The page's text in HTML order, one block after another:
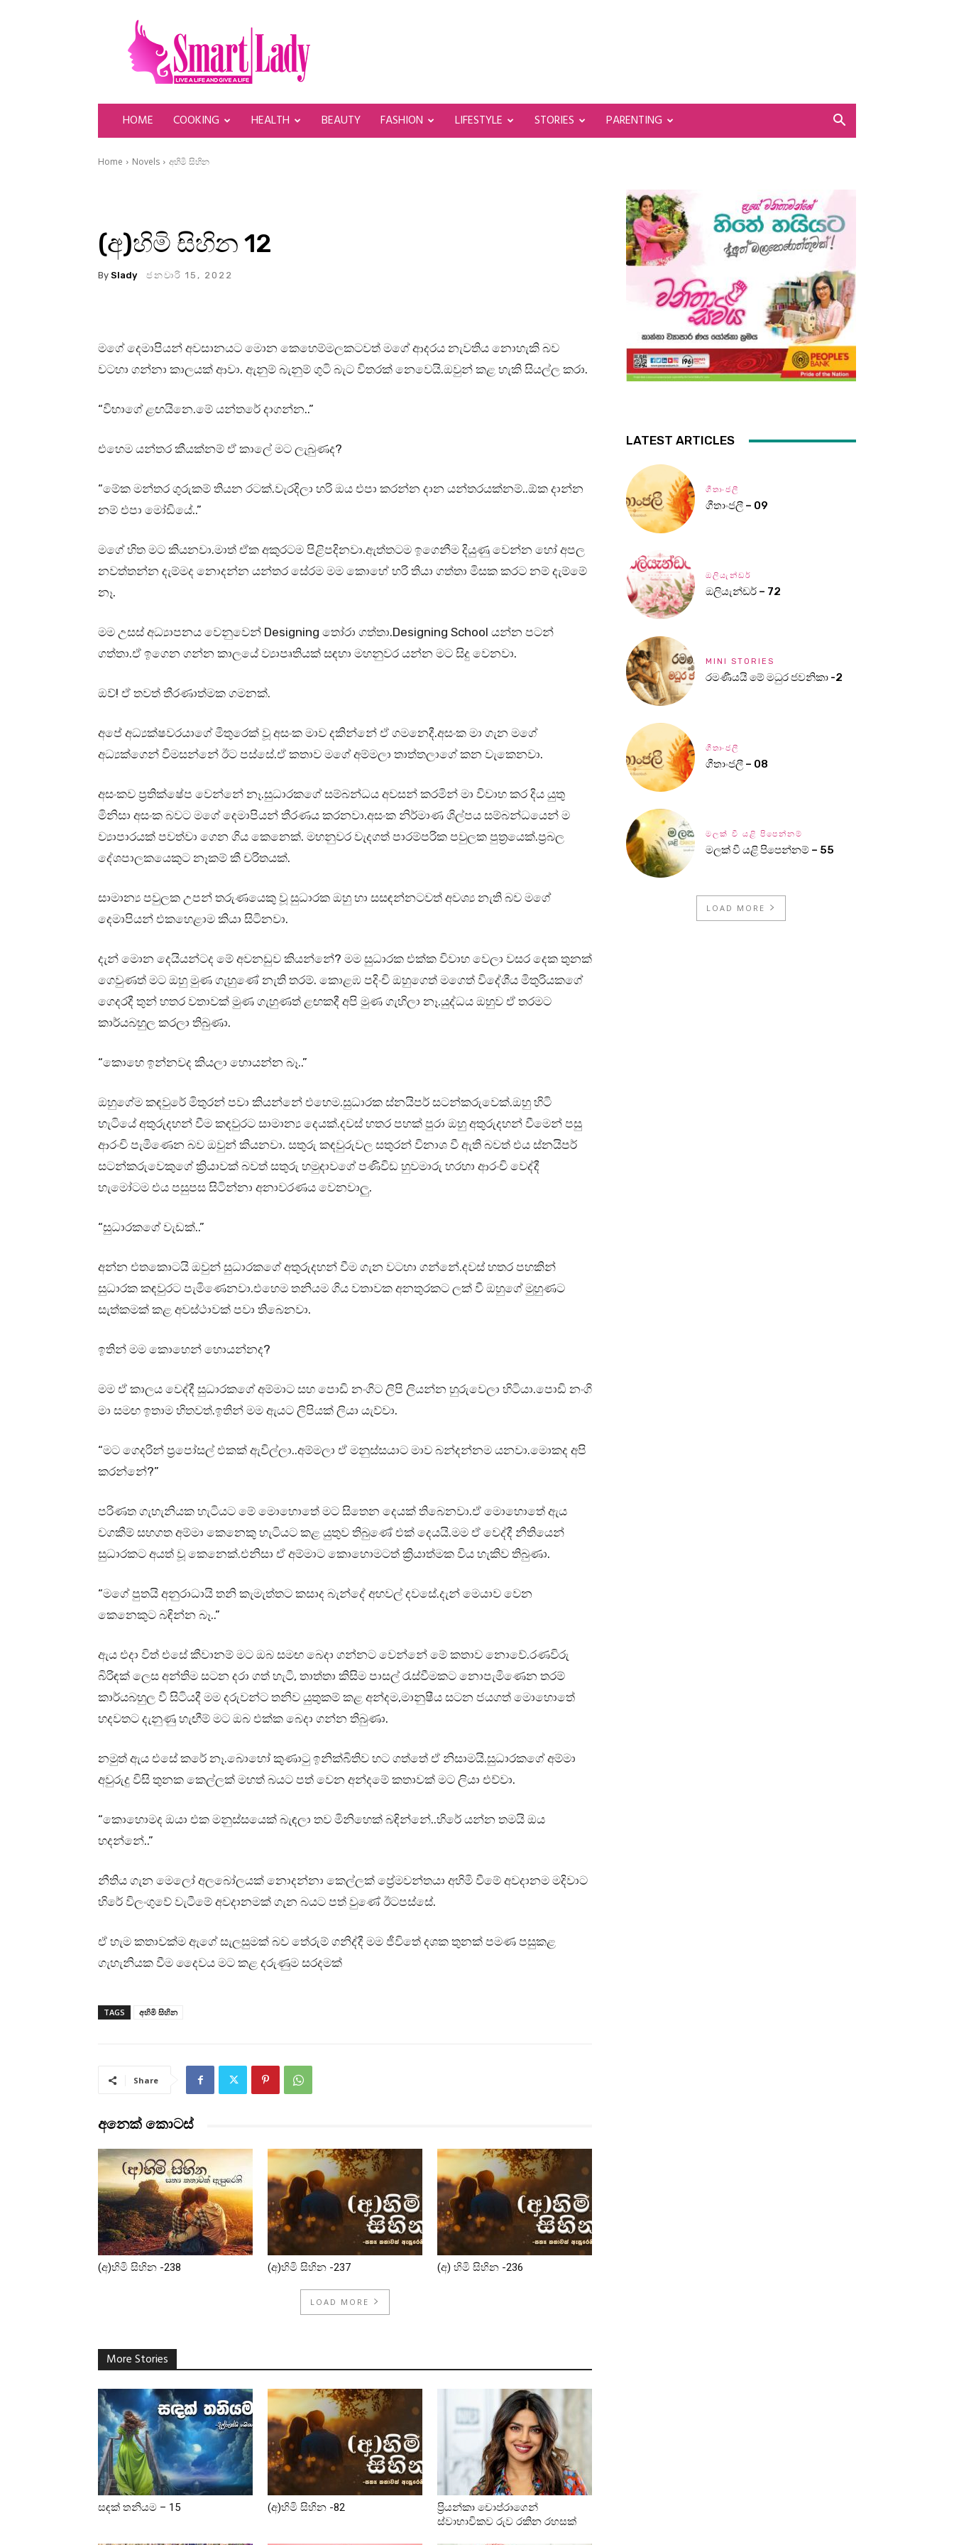
SmartLady
HOME COOKING HEALTH BEAUTY FASHION LIFESTYLE STORIES PARENTING
Home Novels අහිමි සිහින
(අ)හිමි සිහින 12
By Slady ජනවාරි 15, 2022
මගේ දෙමාපියන් අවසානයට මොන කෙහෙම්මලකටවත් මගේ ආදරය නැවතිය නොහැකි බව
වටහා ගන්නා කාලයක් ආවා. ඇනුම් බැනුම් ගුටි බැට විතරක් නෙවෙයි.ඔවුන් කළ හැකි සියල්ල කරා.
“විභාගේ ළඟයිනෙ.මේ යන්තරේ දාගන්න..”
එහෙම යන්තර කීයක්නම් ඒ කාලේ මට ලැබුණද?
“මේක මන්තර ගුරුකම් තියන රටක්.වැරදිලා හරි ඔය එපා කරන්න දාන යන්තරයක්නම්..ඕක දාන්න
නම් එපා මෝඩියේ..”
මගේ හිත මට කියනවා.මාත් ඒක අකුරටම පිළිපදිනවා.ඇත්තටම ඉගෙනීම දියුණු වෙන්න හෝ අපල
නවත්තන්න දැම්මද නොදන්න යන්තර සේරම මම කොහේ හරි තියා ගත්තා මිසක කරට නම් දැම්මේ
නෑ.
මම උසස් අධ්‍යාපනය වෙනුවෙන් Designing තෝරා ගත්තා.Designing School යන්න පටන්
ගත්තා.ඒ ඉගෙන ගන්න කාලයේ ව්‍යාපෘතියක් සඳහා මහනුවර යන්න මට සිදු වෙනවා.
ඔව්! ඒ තවත් තීරණාත්මක ගමනක්.
අපේ අධ්‍යක්ෂවරයාගේ මිතුරෙක් වූ අසංක මාව දකින්නේ ඒ ගමනෙදී.අසංක මා ගැන මගේ
අධ්‍යක්ගෙන් විමසන්නේ ඊට පස්සේ.ඒ කතාව මගේ අම්මලා තාත්තලාගේ කන වැකෙනවා.
අසංකව ප්‍රතික්ෂේප වෙන්නේ නෑ.සුධාරකගේ සම්බන්ධය අවසන් කරමින් මා විවාහ කර දිය යුතු
මිනිසා අසංක බවට මගේ දෙමාපියන් තීරණය කරනවා.අසංක නිර්මාණ ශිල්පය සම්බන්ධයෙන් ම
ව්‍යාපාරයක් පවත්වා ගෙන ගිය කෙනෙක්. මහනුවර වැදගත් පාරම්පරික පවුලක පුත්‍රයෙක්.ප්‍රබල
දේශපාලකයෙකුට නෑකම් කී චරිතයක්.
සාමාන්‍ය පවුලක උපන් තරුණයෙකු වූ සුධාරක ඔහු හා සසඳන්නටවත් අවශ්‍ය නැති බව මගේ
දෙමාපියන් එකහෙළාම කියා සිටිනවා.
දැන් මොන දෙයියන්ටද මේ අවනඩුව කියන්නේ? මම සුධාරක එක්ක විවාහ වෙලා වසර දෙක තුනක්
ගෙවුණත් මට ඔහු මුණ ගැහුණේ නැති තරම්. කොළඹ පදිංචි ඔහුගෙත් මගෙත් විදේශීය මිතුරියකගේ
ගෙදරදී තුන් හතර වතාවක් මුණ ගැහුණත් ළඟකදී අපි මුණ ගැහිලා නෑ.යුද්ධය ඔහුව ඒ තරමට
කාර්යබහුල කරලා තිබුණා.
“කොහෙ ඉන්නවද කියලා හොයන්න බෑ..”
ඔහුගේම කඳවුරේ මිතුරන් පවා කියන්නේ එහෙම.සුධාරක ස්නයිපර් සටන්කරුවෙක්.ඔහු හිටි
හැටියේ අතුරුදහන් වීම කඳවුරට සාමාන්‍ය දෙයක්.දවස් හතර පහක් පුරා ඔහු අතුරුදහන් වීමෙන් පසු
ආරංචි පැමිණෙන බව ඔවුන් කියනවා. සතුරු කඳවුරුවල සතුරන් විනාශ වී ඇති බවත් එය ස්නයිපර්
සටන්කරුවෙකුගේ ක්‍රියාවක් බවත් සතුරු හමුදාවගේ පණිවිඩ හුවමාරු හරහා ආරංචි වෙද්දී
හැමෝටම එය පසුපස සිටින්නා අනාවරණය වෙනවාලු.
“සුධාරකගේ වැඩක්..”
අන්න එතකොටයි ඔවුන් සුධාරකගේ අතුරුදහන් වීම ගැන වටහා ගන්නේ.දවස් හතර පහකින්
සුධාරක කඳවුරට පැමිණෙනවා.එහෙම තනියම ගිය වතාවක අනතුරකට ලක් වී ඔහුගේ මුහුණට
සැත්කමක් කළ අවස්ථාවක් පවා තිබෙනවා.
ඉතින් මම කොහෙන් හොයන්නද?
මම ඒ කාලය වෙද්දී සුධාරකගේ අම්මාට සහ පොඩි නංගිට ලිපි ලියන්න හුරුවෙලා හිටියා.පොඩි නංගි
මා සමඟ ඉතාම හිතවත්.ඉතින් මම ඇයට ලිපියක් ලියා යැව්වා.
“මට ගෙදරින් ප්‍රපෝසල් එකක් ඇවිල්ලා..අම්මලා ඒ මනුස්සයාට මාව බන්දන්නම යනවා.මොකද අපි
කරන්නේ?”
පරිණත ගැහැනියක හැටියට මේ මොහොතේ මට සිතෙන දෙයක් තිබෙනවා.ඒ මොහොතේ ඇය
වගකීම් සහගත අම්මා කෙනෙකු හැටියට කළ යුතුව තිබුණේ එක් දෙයයි.මම ඒ වෙද්දී නීතියෙන්
සුධාරකට අයත් වූ කෙනෙක්.එනිසා ඒ අම්මාට කොහොමටත් ක්‍රියාත්මක විය හැකිව තිබුණා.
“මගේ පුතයි අනුරාධායි තනි කැමැත්තට කසාද බැන්දේ අහවල් දවසේ.දැන් මෙයාව වෙන
කෙනෙකුට බඳින්න බෑ..”
ඇය එදා විත් එසේ කීවානම් මට ඔබ සමඟ බෙදා ගන්නට වෙන්නේ මේ කතාව නොවේ.රණවිරු
බිරිඳක් ලෙස අන්තිම සටන දරා ගත් හැටි, තාත්තා කිසිම පාසල් රැස්වීමකට නොපැමිණෙන තරම්
කාර්යබහුල වී සිටියදී මම දරුවන්ට තනිව යුතුකම් කළ අන්දම,මානුෂීය සටන ජයගත් මොහොතේ
හදවතට දැනුණු හැඟීම් මට ඔබ එක්ක බෙදා ගන්න තිබුණා.
නමුත් ඇය එසේ කරේ නෑ.බොහෝ කුණාටු ඉනික්බිතිව හට ගත්තේ ඒ නිසාමයි.සුධාරකගේ අම්මා
අවුරුදු විසි තුනක කෙල්ලක් මහත් බයට පත් වෙන අන්දමේ කතාවක් මට ලියා එව්වා.
“කොහොමද ඔයා එක මනුස්සයෙක් බැඳලා තව මිනිහෙක් බඳින්නේ..හිරේ යන්න තමයි ඔය
හදන්නේ..”
නීතිය ගැන මෙලෝ අලබෝලයක් නොදන්නා කෙල්ලක් ප්‍රේමවන්තයා අහිමි වීමේ අවදානම මදිවාට
හිරේ විලංගුවේ වැටීමේ අවදානමක් ගැන බයට පත් වුණේ ඊටපස්සේ.
ඒ හැම කතාවක්ම ඇගේ සැලසුමක් බව තේරුම් ගනිද්දී මම ජීවිතේ දශක තුනක් පමණ පසුකළ
ගැහැනියක වීම දෛවය මට කළ දරුණුම සරදමක්
TAGS අහිමි සිහින
Share
අනෙක් කොටස්
(අ)හිමි සිහින -238 (අ)හිමි සිහින -237 (අ) හිමි සිහින -236
LOAD MORE
More Stories
සඳක් තනියම – 15 (අ)හිමි සිහින -82
ප්‍රියන්කා චොප්රාගෙන්
ස්වාභාවිකව රුව රකින රහසක්
LATEST ARTICLES
ගීතාංජලී
ගීතාංජලී – 09
ඔලියැන්ඩර්
ඔලියැන්ඩර් – 72
MINI STORIES
රමණීයයි මේ මධුර ජවනිකා -2
ගීතාංජලී
ගීතාංජලී – 08
මලක් වී යළි පිපෙන්නම්
මලක් වී යළි පිපෙන්නම් – 55
LOAD MORE